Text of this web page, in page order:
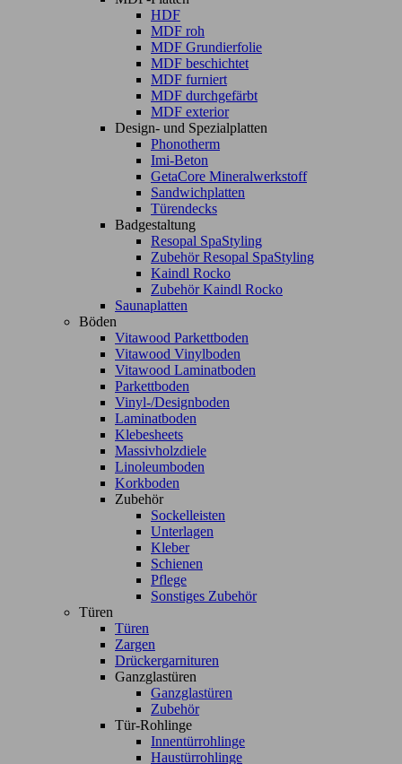
HDF
MDF roh
MDF Grundierfolie
MDF beschichtet
MDF furniert
MDF durchgefärbt
MDF exterior
Design- und Spezialplatten
Phonotherm
Imi-Beton
GetaCore Mineralwerkstoff
Sandwichplatten
Türendecks
Badgestaltung
Resopal SpaStyling
Zubehör Resopal SpaStyling
Kaindl Rocko
Zubehör Kaindl Rocko
Saunaplatten
Böden
Vitawood Parkettboden
Vitawood Vinylboden
Vitawood Laminatboden
Parkettboden
Vinyl-/Designboden
Laminatboden
Klebesheets
Massivholzdiele
Linoleumboden
Korkboden
Zubehör
Sockelleisten
Unterlagen
Kleber
Schienen
Pflege
Sonstiges Zubehör
Türen
Türen
Zargen
Drückergarnituren
Ganzglastüren
Ganzglastüren
Zubehör
Tür-Rohlinge
Innentürrohlinge
Haustürrohlinge